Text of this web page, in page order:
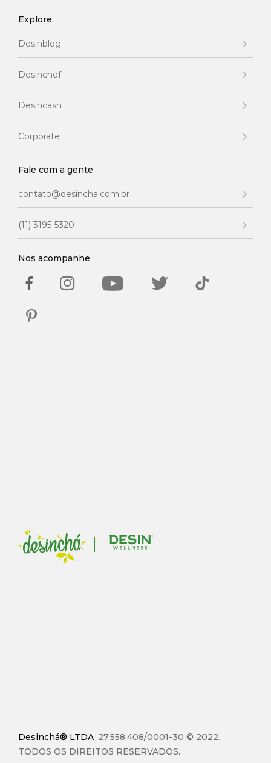
Explore
Desinblog
Desinchef
Desincash
Corporate
Fale com a gente
contato@desincha.com.br
(11) 3195-5320
Nos acompanhe
Desinchá® LTDA 27.558.408/0001-30 © 2022.
TODOS OS DIREITOS RESERVADOS.